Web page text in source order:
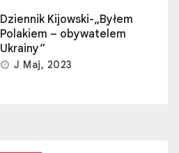
Dziennik Kijowski-„Byłem
Polakiem – obywatelem
Ukrainy”
J Maj, 2023